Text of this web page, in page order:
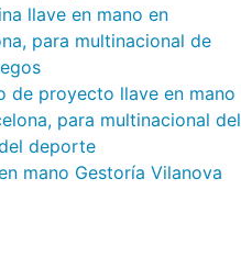
llave en mano en
para multinacional de
de proyecto llave en mano
para multinacional del
deporte
mano Gestoría Vilanova